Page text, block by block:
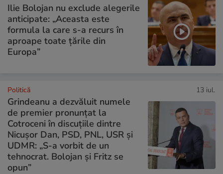
Ilie Bolojan nu exclude alegerile
anticipate: „Aceasta este
formula la care s-a recurs în
aproape toate ţările din
Europa”
Politică 13 iul.
Grindeanu a dezvăluit numele
de premier pronunțat la
Cotroceni în discuțiile dintre
Nicușor Dan, PSD, PNL, USR și
UDMR: „S-a vorbit de un
tehnocrat. Bolojan și Fritz se
opun”